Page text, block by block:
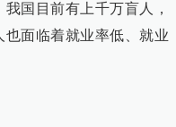
国目前有上千万盲人，
面临着就业率低、就业